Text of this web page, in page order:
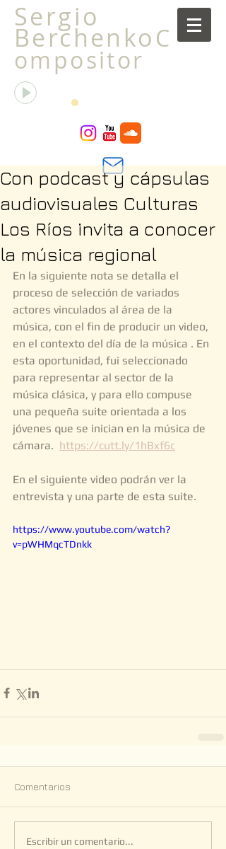
Sergio
BerchenkoC
ompositor
Con podcast y cápsulas
audiovisuales Culturas
Los Ríos invita a conocer
la música regional
En la siguiente nota se detalla el
proceso de selección de variados
actores vinculados al área de la
música, con el fin de producir un video,
en el contexto del día de la música . En
esta oportunidad, fui seleccionado
para representar al sector de la
música clásica, y para ello compuse
una pequeña suite orientada a los
jóvenes que se inician en la música de
cámara. https://cutt.ly/1hBxf6c
En el siguiente video podrán ver la
entrevista y una parte de esta suite.
https://www.youtube.com/watch?
v=pWHMqcTDnkk
Comentarios
Escribir un comentario...